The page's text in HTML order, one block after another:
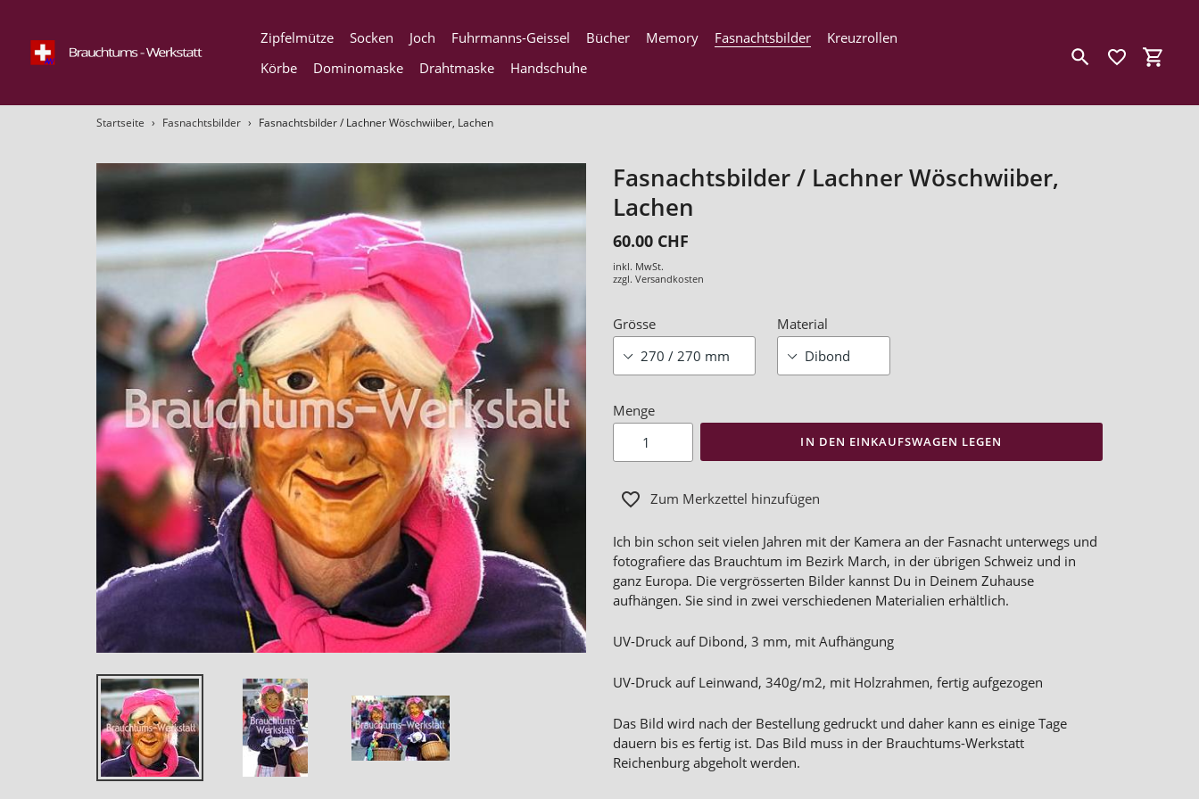
Zipfelmütze Socken Joch Fuhrmanns-Geissel Bücher Memory Fasnachtsbilder
Kreuzrollen
Körbe
Dominomaske Drahtmaske Handschuhe Suchen
Startseite › Fasnachtsbilder › Fasnachtsbilder / Lachner Wöschwiiber, Lachen
Fasnachtsbilder / Lachner Wöschwiiber,
Lachen
60.00 CHF
inkl. MwSt.
zzgl. Versandkosten
Grösse Material
Menge
IN DEN EINKAUFSWAGEN LEGEN
Zum Merkzettel hinzufügen
Ich bin schon seit vielen Jahren mit der Kamera an der Fasnacht unterwegs und
fotografiere das Brauchtum im Bezirk March, in der übrigen Schweiz und in
ganz Europa. Die vergrösserten Bilder kannst Du in Deinem Zuhause
aufhängen. Sie sind in zwei verschiedenen Materialien erhältlich.
UV-Druck auf Dibond, 3 mm, mit Aufhängung
UV-Druck auf Leinwand, 340g/m2, mit Holzrahmen, fertig aufgezogen
Das Bild wird nach der Bestellung gedruckt und daher kann es einige Tage
dauern bis es fertig ist. Das Bild muss in der Brauchtums-Werkstatt
Reichenburg abgeholt werden.